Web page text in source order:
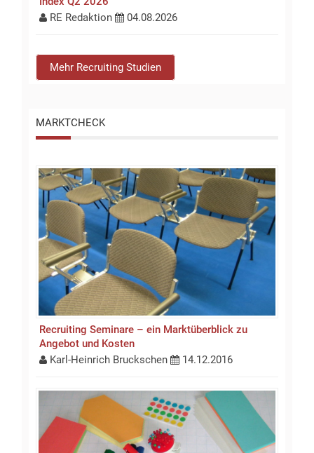
RE Redaktion
04.08.2026
Mehr Recruiting Studien
MARKTCHECK
Recruiting Seminare – ein Marktüberblick zu
Angebot und Kosten
Karl-Heinrich Bruckschen
14.12.2016